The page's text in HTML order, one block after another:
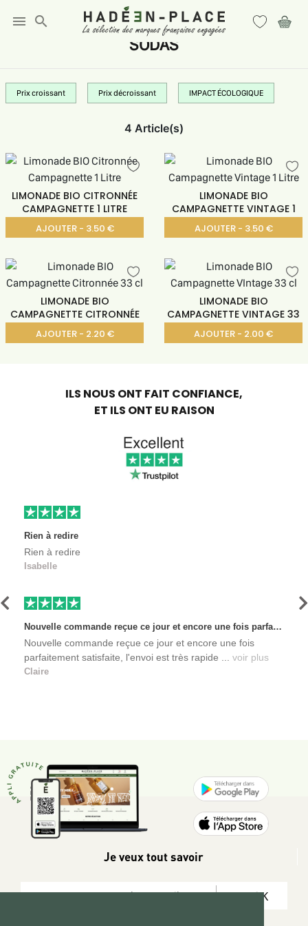
menu search
SODAS
Prix croissant Prix décroissant IMPACT ÉCOLOGIQUE
4 Article(s)
LIMONADE BIO CITRONNÉE
CAMPAGNETTE 1 LITRE
AJOUTER - 3.50 €
LIMONADE BIO
CAMPAGNETTE VINTAGE 1
LITRE
AJOUTER - 3.50 €
LIMONADE BIO
CAMPAGNETTE CITRONNÉE
33 CL
AJOUTER - 2.20 €
LIMONADE BIO
CAMPAGNETTE VINTAGE 33
CL
AJOUTER - 2.00 €
ILS NOUS ONT FAIT CONFIANCE,
ET ILS ONT EU RAISON
Rien à redire
Rien à redire
Isabelle
Nouvelle commande reçue ce jour et encore une fois parfaitement satisfaite, l'envoi est très rapide et les produits sont toujours conditionnés de manière personnalisés. L'avantage de commander auprès de créateurs indépendants.
Nouvelle commande reçue ce jour et encore une fois
parfaitement satisfaite, l'envoi est très rapide ... voir plus
Claire
Précédent
Je veux tout savoir
OK